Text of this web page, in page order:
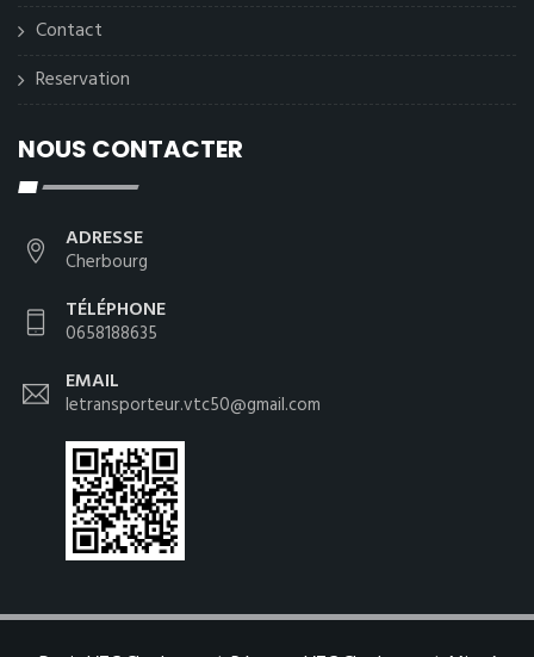
Contact
Reservation
NOUS CONTACTER
ADRESSE
Cherbourg
TÉLÉPHONE
0658188635
EMAIL
letransporteur.vtc50@gmail.com